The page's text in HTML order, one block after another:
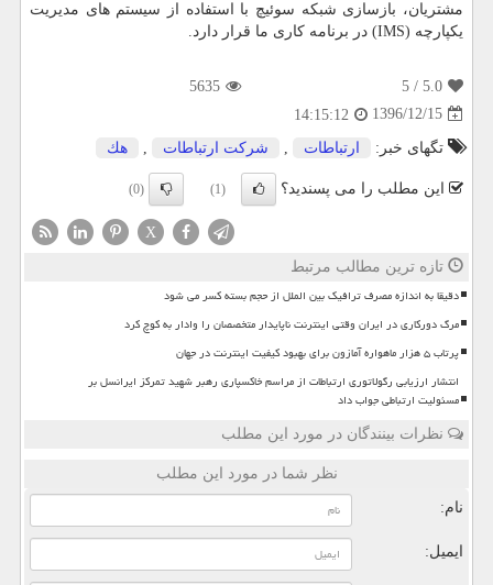
مشتریان، بازسازی شبكه سوئیچ با استفاده از سیستم های مدیریت
یكپارچه (IMS) در برنامه كاری ما قرار دارد.
5.0
/ 5
5635
1396/12/15
14:15:12
تگهای خبر:
ارتباطات شركت ارتباطات هك
این مطلب را می پسندید؟ (1)
(0)
X
تازه ترین مطالب مرتبط
دقیقا به اندازه مصرف ترافیک بین الملل از حجم بسته کسر می شود
مرگ دورکاری در ایران وقتی اینترنت ناپایدار متخصصان را وادار به کوچ کرد
پرتاب ۵ هزار ماهواره آمازون برای بهبود کیفیت اینترنت در جهان
انتشار ارزیابی رگولاتوری ارتباطات از مراسم خاکسپاری رهبر شهید تمرکز ایرانسل بر
مسئولیت ارتباطی جواب داد
نظرات بینندگان در مورد این مطلب
نظر شما در مورد این مطلب
نام:
ایمیل: